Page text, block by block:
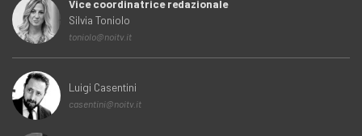
Vice coordinatrice redazionale
Silvia Toniolo
toniolo@noitv.it
Luigi Casentini
casentini@noitv.it